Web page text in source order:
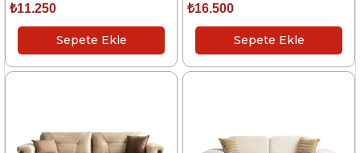
₺11.250
Sepete Ekle
₺16.500
Sepete Ekle